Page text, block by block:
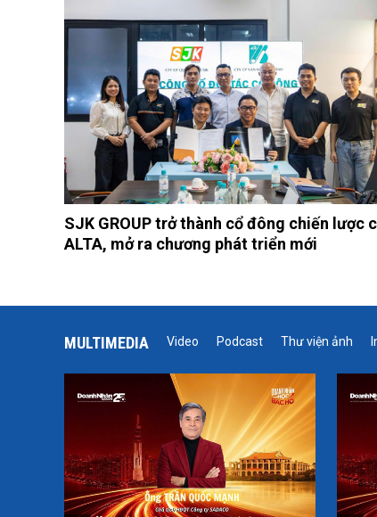
SJK GROUP trở thành cổ đông chiến lược
ALTA, mở ra chương phát triển mới
MULTIMEDIA Video Podcast Thư viện ảnh